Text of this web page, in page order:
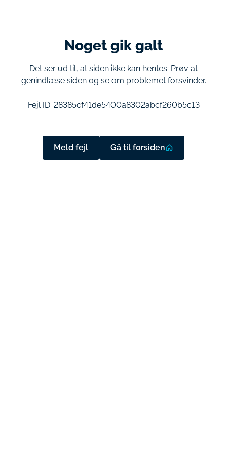
Noget gik galt
Det ser ud til, at siden ikke kan hentes. Prøv at
genindlæse siden og se om problemet forsvinder.
Fejl ID: 28385cf41de5400a8302abcf260b5c13
Meld fejl Gå til forsiden